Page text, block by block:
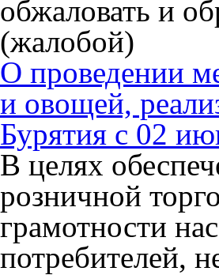
обжаловать и
(жалобой)
О проведении
и овощей,
Бурятия с 02
В целях
розничной
грамотности
потребителей,